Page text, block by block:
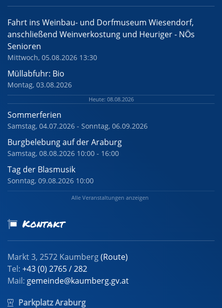
Fahrt ins Weinbau- und Dorfmuseum Wiesendorf,
anschließend Weinverkostung und Heuriger - NÖs
Senioren
Mittwoch, 05.08.2026 13:30
Müllabfuhr: Bio
Montag, 03.08.2026
Heute: 08.08.2026
Sommerferien
Samstag, 04.07.2026 - Sonntag, 06.09.2026
Burgbelebung auf der Araburg
Samstag, 08.08.2026 10:00 - 16:00
Tag der Blasmusik
Sonntag, 09.08.2026 10:00
Alle Veranstaltungen anzeigen
Kontakt
Markt 3, 2572 Kaumberg(Route)
Tel: +43 (0) 2765 / 282
Mail: gemeinde@kaumberg.gv.at
Parkplatz Araburg